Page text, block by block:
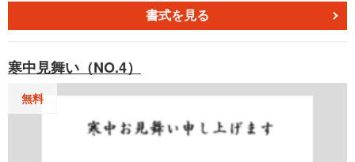
立つアイテムとなります。 喪中の期間は、故人を偲び、静
かな時間を過ごす大切な時です。家族や親しい人々に対し
中ハガキは重要な存在です。このテンプレートは、椿の花
をモチーフとしたデザインであり、椿の花の花言葉には
「誇り・完璧な魅力」という意味が込められています。こ
の花の持つ意味が、故人への感謝や思いを伝える際に相応
書式を見る
寒中見舞い（NO.4）
無料